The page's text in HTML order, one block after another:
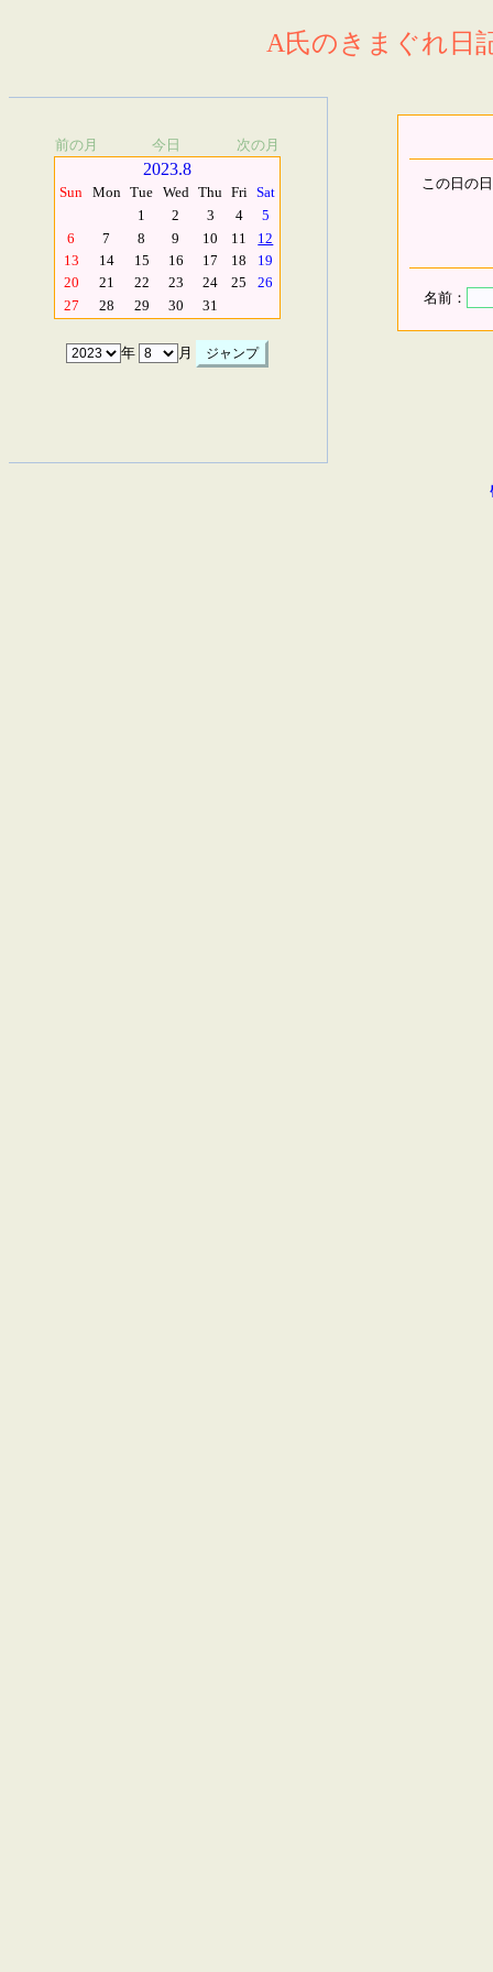
A氏のきまぐれ日
前の月 今日 次の月
2023.8
Sun Mon Tue Wed Thu Fri Sat
1
2 3 4
5
6
7 8 9 10 11
12
13
14 15 16 17 18
19
20
21 22 23 24 25
26
27
28 29 30 31
年 月
この日の
名前：